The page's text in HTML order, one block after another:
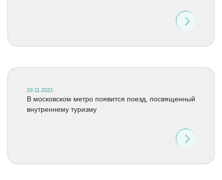
29.11.2021
В московском метро появится поезд, посвященный
внутреннему туризму